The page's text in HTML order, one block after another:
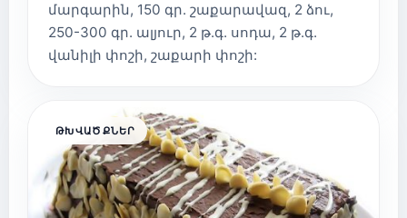
մարգարին, 150 գր. շաքարավազ, 2 ձու,
250-300 գր. ալյուր, 2 թ.գ. սոդա, 2 թ.գ.
վանիլի փոշի, շաքարի փոշի:
ԹԽՎԱԾՔՆԵՐ